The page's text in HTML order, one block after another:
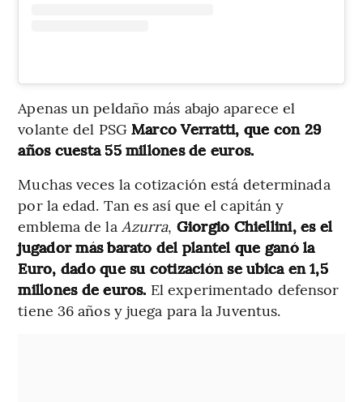
Apenas un peldaño más abajo aparece el
volante del PSG Marco Verratti, que con 29
años cuesta 55 millones de euros.
Muchas veces la cotización está determinada
por la edad. Tan es así que el capitán y
emblema de la Azurra, Giorgio Chiellini, es el
jugador más barato del plantel que ganó la
Euro, dado que su cotización se ubica en 1,5
millones de euros. El experimentado defensor
tiene 36 años y juega para la Juventus.